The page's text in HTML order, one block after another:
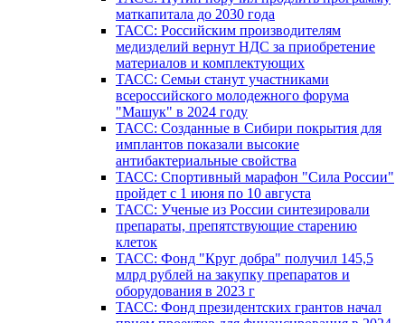
маткапитала до 2030 года
ТАСС: Российским производителям
медизделий вернут НДС за приобретение
материалов и комплектующих
ТАСС: Семьи станут участниками
всероссийского молодежного форума
"Машук" в 2024 году
ТАСС: Созданные в Сибири покрытия для
имплантов показали высокие
антибактериальные свойства
ТАСС: Спортивный марафон "Сила России"
пройдет с 1 июня по 10 августа
ТАСС: Ученые из России синтезировали
препараты, препятствующие старению
клеток
ТАСС: Фонд "Круг добра" получил 145,5
млрд рублей на закупку препаратов и
оборудования в 2023 г
ТАСС: Фонд президентских грантов начал